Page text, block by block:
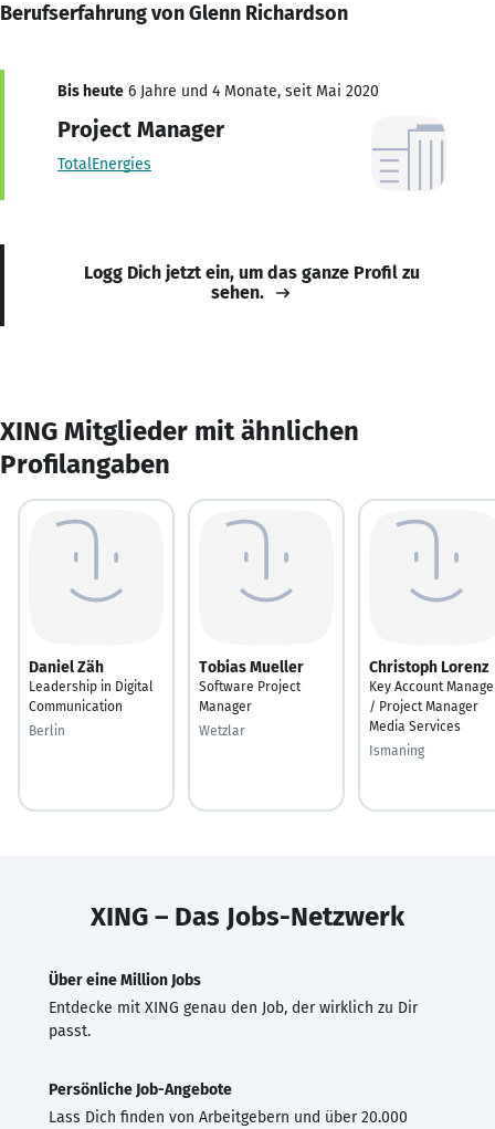
Berufserfahrung von Glenn Richardson
Bis heute 6 Jahre und 4 Monate, seit Mai 2020
Project Manager
TotalEnergies
Logg Dich jetzt ein, um das ganze Profil zu
sehen.
XING Mitglieder mit ähnlichen
Profilangaben
Daniel Zäh
Leadership in Digital
Communication
Berlin
Tobias Mueller
Software Project
Manager
Wetzlar
Christoph Lorenz
Key Account
/ Project Manager
Media Services
Ismaning
XING – Das Jobs-Netzwerk
Über eine Million Jobs
Entdecke mit XING genau den Job, der wirklich zu Dir
passt.
Persönliche Job-Angebote
Lass Dich finden von Arbeitgebern und über 20.000